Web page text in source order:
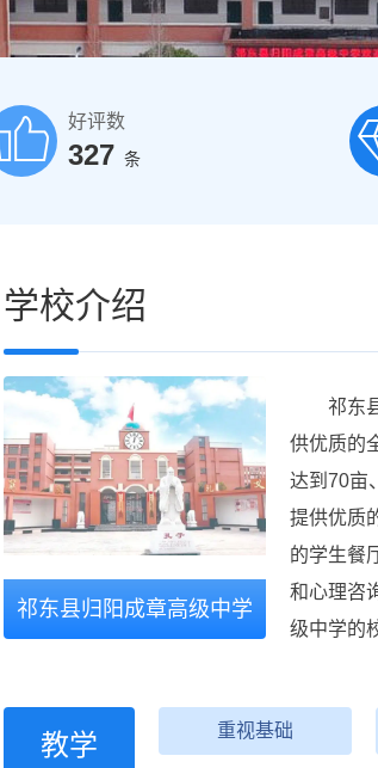
好评数
327 条
学校介绍
祁东县归阳成章高级中学
祁东县
供优质的
达到70亩
提供优质
的学生餐
和心理咨
级中学的
教学
重视基础